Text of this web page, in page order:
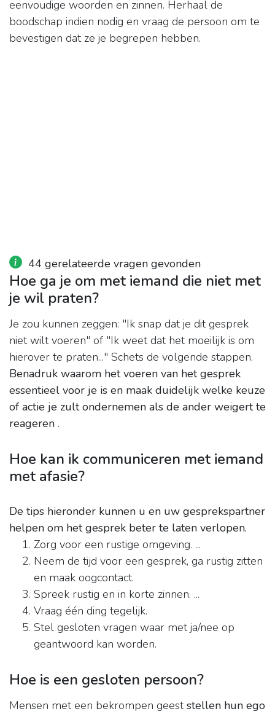
eenvoudige woorden en zinnen. Herhaal de
boodschap indien nodig en vraag de persoon om te
bevestigen dat ze je begrepen hebben.
44 gerelateerde vragen gevonden
Hoe ga je om met iemand die niet met
je wil praten?
Je zou kunnen zeggen: "Ik snap dat je dit gesprek
niet wilt voeren" of "Ik weet dat het moeilijk is om
hierover te praten..." Schets de volgende stappen.
Benadruk waarom het voeren van het gesprek
essentieel voor je is en maak duidelijk welke keuze
of actie je zult ondernemen als de ander weigert te
reageren .
Hoe kan ik communiceren met iemand
met afasie?
De tips hieronder kunnen u en uw gesprekspartner
helpen om het gesprek beter te laten verlopen.
Zorg voor een rustige omgeving. ...
Neem de tijd voor een gesprek, ga rustig zitten
en maak oogcontact.
Spreek rustig en in korte zinnen. ...
Vraag één ding tegelijk.
Stel gesloten vragen waar met ja/nee op
geantwoord kan worden.
Hoe is een gesloten persoon?
Mensen met een bekrompen geeststellen hun ego